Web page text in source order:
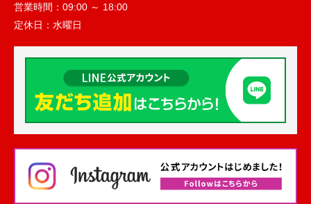
営業時間： 09:00 ～ 18:00
定休日： 水曜日